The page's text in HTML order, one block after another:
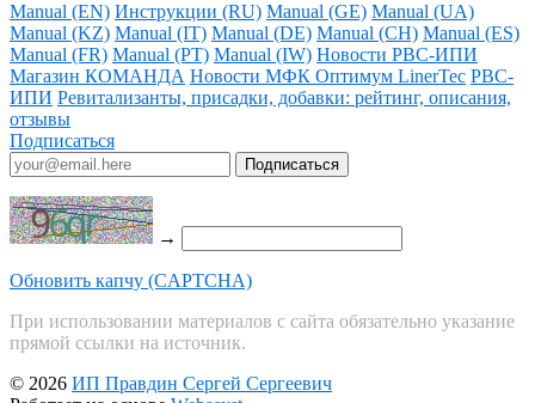
Manual (EN) Инструкции (RU) Manual (GE) Manual (UA)
Manual (KZ) Manual (IT) Manual (DE) Manual (CH) Manual (ES)
Manual (FR) Manual (PT) Manual (IW) Новости РВС-ИПИ
Магазин КОМАНДА Новости МФК Оптимум LinerTec РВС-
ИПИ Ревитализанты, присадки, добавки: рейтинг, описания,
отзывы
Подписаться
→
Обновить капчу (CAPTCHA)
При использовании материалов с сайта обязательно указание
прямой ссылки на источник.
© 2026 ИП Правдин Сергей Сергеевич